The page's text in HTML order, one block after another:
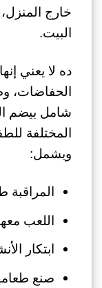
خارج
البيت.
ده لا يعني
الحفاضات،
شامل بيضم
المختلفة
ويشمل:
المراقبة
اللعب
ابتكار
صنع